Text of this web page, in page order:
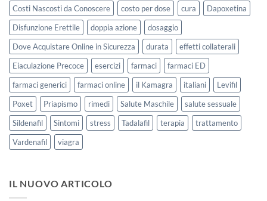
Costi Nascosti da Conoscere
costo per dose cura
Dapoxetina
Disfunzione Erettile
doppia azione
dosaggio
Dove Acquistare Online in Sicurezza
durata
effetti collaterali
Eiaculazione Precoce
esercizi farmaci
farmaci ED
farmaci generici
farmaci online il Kamagra italiani
Levifil
Poxet
Priapismo rimedi Salute Maschile
salute sessuale
Sildenafil
Sintomi stress Tadalafil terapia
trattamento
Vardenafil
viagra
IL NUOVO ARTICOLO